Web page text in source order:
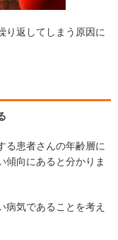
り返してしまう原因に
る患者さんの年齢層に
傾向にあると分かりま
病気であることを考え